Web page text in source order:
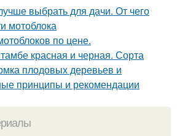
выбрать для дачи. От чего
мотоблока
по цене.
красная и черная. Сорта
плодовых деревьев и
принципы и рекомендации